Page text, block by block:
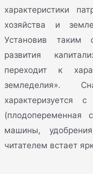
характеристики
хозяйства и
Установив таким
развития
переходит к
земледелия».
характеризуется
(плодопеременная
машины,
читателем встает